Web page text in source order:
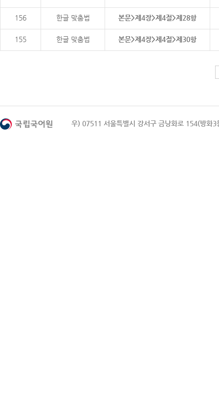
156 한글 맞춤법 본문>제4장>제4절>제28항
155 한글 맞춤법 본문>제4장>제4절>제30항
우) 07511 서울특별시 강서구 금낭화로 154(방화3